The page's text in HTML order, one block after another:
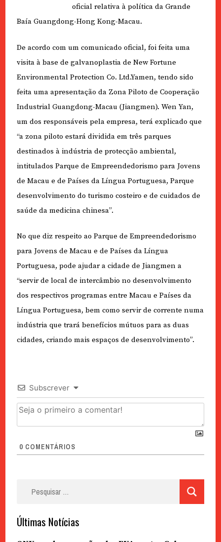
oficial relativa à política da Grande
Baía Guangdong-Hong Kong-Macau.
De acordo com um comunicado oficial, foi feita uma
visita à base de galvanoplastia de New Fortune
Environmental Protection Co. Ltd.Yamen, tendo sido
feita uma apresentação da Zona Piloto de Cooperação
Industrial Guangdong-Macau (Jiangmen). Wen Yan,
um dos responsáveis pela empresa, terá explicado que
“a zona piloto estará dividida em três parques
destinados à indústria de protecção ambiental,
intitulados Parque de Empreendedorismo para Jovens
de Macau e de Países da Língua Portuguesa, Parque
desenvolvimento do turismo costeiro e de cuidados de
saúde da medicina chinesa”.
No que diz respeito ao Parque de Empreendedorismo
para Jovens de Macau e de Países da Língua
Portuguesa, pode ajudar a cidade de Jiangmen a
“servir de local de intercâmbio no desenvolvimento
dos respectivos programas entre Macau e Países da
Língua Portuguesa, bem como servir de corrente numa
indústria que trará benefícios mútuos para as duas
cidades, criando mais espaços de desenvolvimento”.
Subscrever
0 COMENTÁRIOS
Últimas Notícias